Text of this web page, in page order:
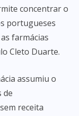
concentrar o
portugueses
farmácias
Cleto Duarte.
assumiu o
de
receita